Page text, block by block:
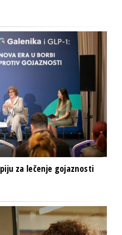
za lečenje gojaznosti